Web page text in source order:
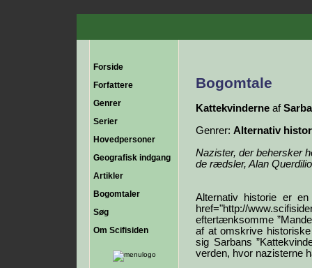
Forside
Forfattere
Genrer
Serier
Hovedpersoner
Geografisk indgang
Artikler
Bogomtaler
Søg
Om Scifisiden
Bogomtale
Kattekvinderne af
Genrer: Alternativ
Nazister, der behersker
de rædsler, Alan
Alternativ historie er
href="http://
eftertænksomme
af at omskrive
sig Sarbans
verden, hvor nazisterne